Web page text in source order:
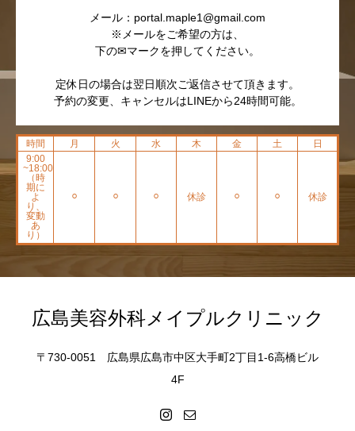
メール：portal.maple1@gmail.com
※メールをご希望の方は、
下の✉マークを押してください。
定休日の場合は翌日順次ご返信させて頂きます。
予約の変更、キャンセルはLINEから24時間可能。
時間 月 火 水 木 金 土
日
9:00
~18:00
（時
期に
よ
り、
変動
あ
り）
⚪︎ ⚪︎ ⚪︎ 休診 ⚪︎ ⚪︎ 休診
広島美容外科メイプルクリニック
〒730-0051 広島県広島市中区大手町2丁目1-6高橋ビル
4F